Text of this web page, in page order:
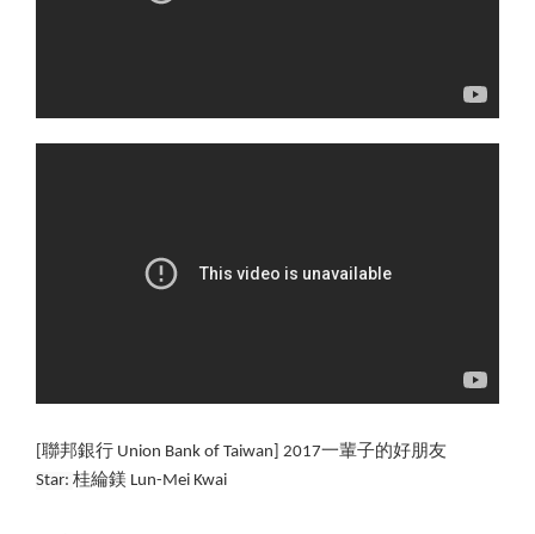
[聯邦銀行 Union Bank of Taiwan] 2017一輩子的好朋友
Star: 桂綸鎂 Lun-Mei Kwai